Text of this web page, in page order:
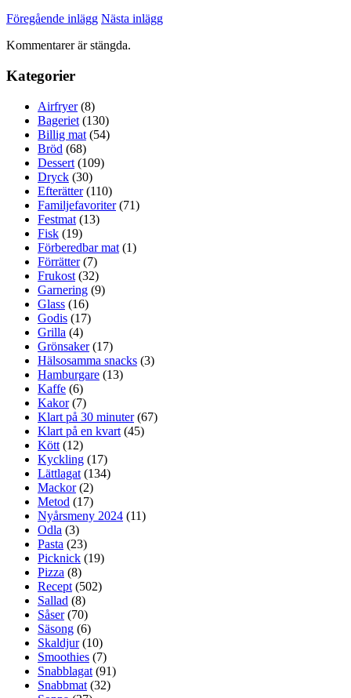
Föregående inlägg Nästa inlägg
Kommentarer är stängda.
Kategorier
Airfryer(8)
Bageriet (130)
Billig mat (54)
Bröd (68)
Dessert (109)
Dryck (30)
Efterätter(110)
Familjefavoriter(71)
Festmat (13)
Fisk (19)
Förberedbar mat (1)
Förrätter(7)
Frukost (32)
Garnering (9)
Glass (16)
Godis (17)
Grilla (4)
Grönsaker(17)
Hälsosamma snacks (3)
Hamburgare (13)
Kaffe (6)
Kakor(7)
Klart på 30 minuter(67)
Klart på en kvart (45)
Kött (12)
Kyckling (17)
Lättlagat (134)
Mackor(2)
Metod (17)
Nyårsmeny 2024 (11)
Odla (3)
Pasta (23)
Picknick (19)
Pizza (8)
Recept (502)
Sallad (8)
Såser(70)
Säsong (6)
Skaldjur(10)
Smoothies (7)
Snabblagat (91)
Snabbmat (32)